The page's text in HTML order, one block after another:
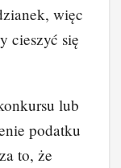
więc
cieszyć się
lub
podatku
to, że